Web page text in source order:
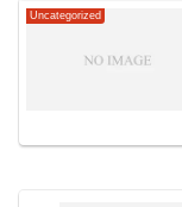
Uncategorized